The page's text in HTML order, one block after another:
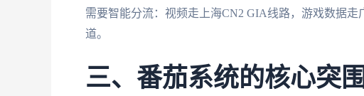
需要智能分流：视频走上海CN2 GIA线路，游戏数据
道。
三、番茄系统的核心突